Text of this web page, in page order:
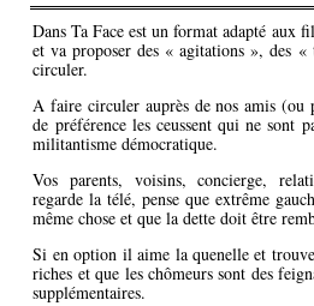
Dans Ta Face est un format adapté aux
et va proposer des « agitations », des
circuler.
A faire circuler auprès de nos amis (ou
de préférence les ceussent qui ne sont
militantisme démocratique.
Vos parents, voisins, concierge,
regarde la télé, pense que extrême
même chose et que la dette doit être
Si en option il aime la quenelle et
riches et que les chômeurs sont des
supplémentaires.